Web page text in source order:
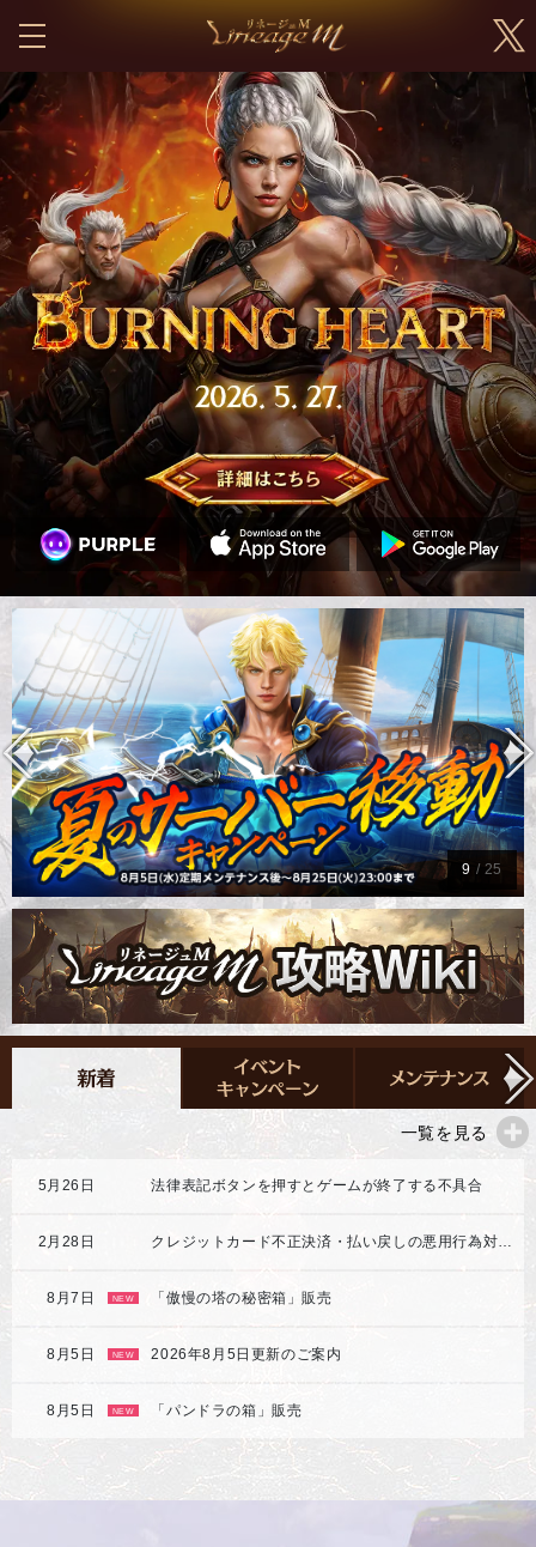
9 / 25
一覧を見る
5月26日 法律表記ボタンを押すとゲームが終了する不具合
2月28日
8月7日 NEW 「傲慢の塔の秘密箱」販売
8月5日 NEW 2026年8月5日更新のご案内
8月5日 NEW 「パンドラの箱」販売